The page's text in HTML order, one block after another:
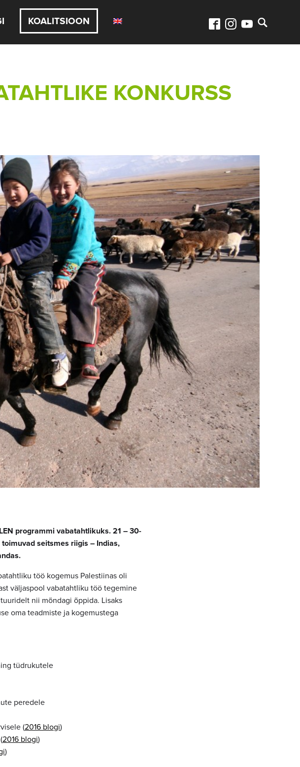
KOALITSIOON
KONKURSS
programmi vabatahtlikuks. 21 – 30-
seitsmes riigis – Indias,
töö kogemus Palestiinas oli
väljaspool vabatahtliku töö tegemine
nii mõndagi õppida. Lisaks
oma teadmiste ja kogemustega
tüdrukutele
peredele
(2016 blogi)
2016 blogi)
)